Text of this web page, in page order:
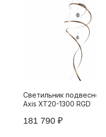
Светильник подвесной
Axis XT20-1300 RGD
181 790 ₽